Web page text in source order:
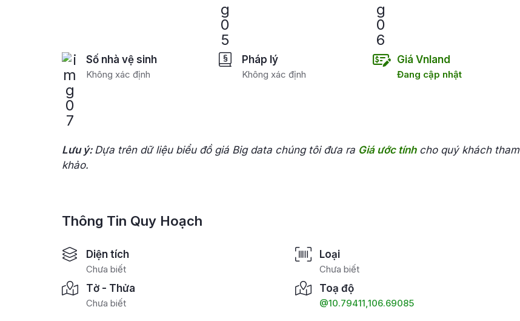
Số nhà vệ sinh
Không xác định
Pháp lý
Không xác định
Giá Vnland
Đang cập nhật
Lưu ý: Dựa trên dữ liệu biểu đồ giá Big data chúng tôi đưa ra Giá ước tínhcho quý khách tham
khảo.
Thông Tin Quy Hoạch
Diện tích
Chưa biết
Loại
Chưa biết
Tờ - Thửa
Chưa biết
Toạ độ
@10.79411,106.69085